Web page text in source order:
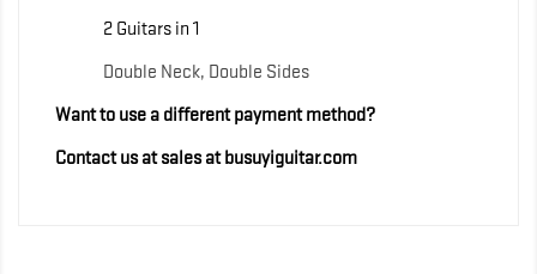
2 Guitars in 1
Double Neck, Double Sides
Want to use a different payment method?
Contact us at sales at busuyiguitar.com